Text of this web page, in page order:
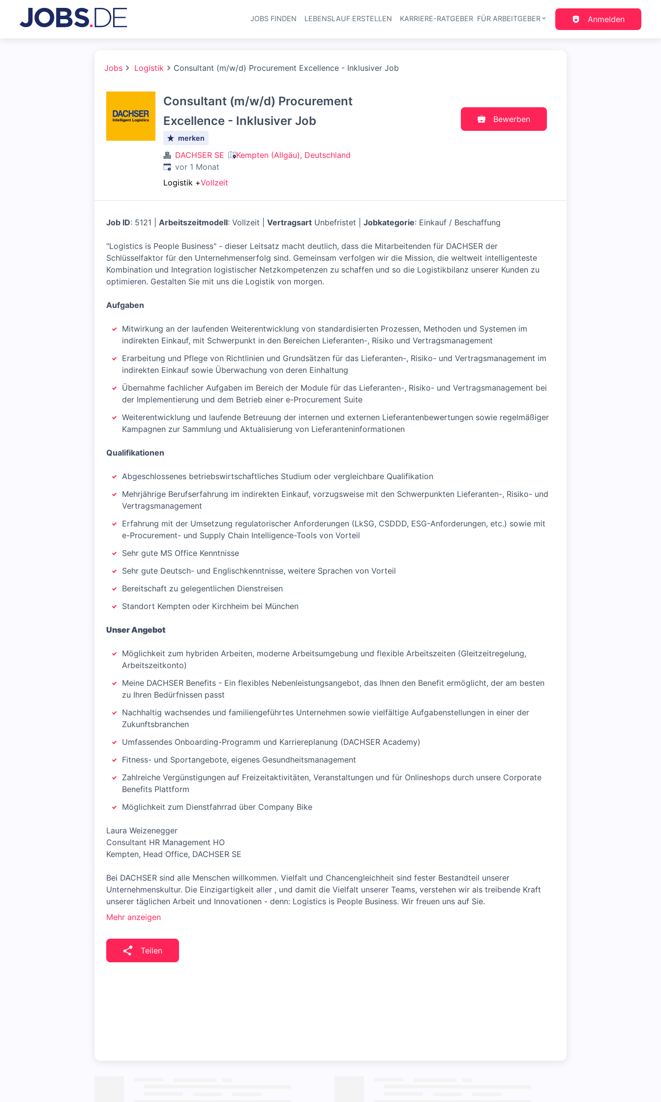
Haupt-Navigation
JOBS FINDEN LEBENSLAUF ERSTELLEN KARRIERE-RATGEBER FÜR ARBEITGEBER Anmelden
Jobs Logistik Consultant (m/w/d) Procurement Excellence - Inklusiver Job
Consultant (m/w/d) Procurement
Excellence - Inklusiver Job
merken
DACHSER SE
Kempten (Allgäu), Deutschland
Veröffentlicht:
vor 1 Monat
Logistik +Vollzeit
Bewerben
Job ID: 5121 | Arbeitszeitmodell: Vollzeit | Vertragsart Unbefristet | Jobkategorie: Einkauf / Beschaffung
"Logistics is People Business" - dieser Leitsatz macht deutlich, dass die Mitarbeitenden für DACHSER der
Schlüsselfaktor für den Unternehmenserfolg sind. Gemeinsam verfolgen wir die Mission, die weltweit intelligenteste
Kombination und Integration logistischer Netzkompetenzen zu schaffen und so die Logistikbilanz unserer Kunden zu
optimieren. Gestalten Sie mit uns die Logistik von morgen.
Aufgaben
Mitwirkung an der laufenden Weiterentwicklung von standardisierten Prozessen, Methoden und Systemen im
indirekten Einkauf, mit Schwerpunkt in den Bereichen Lieferanten-, Risiko und Vertragsmanagement
Erarbeitung und Pflege von Richtlinien und Grundsätzen für das Lieferanten-, Risiko- und Vertragsmanagement im
indirekten Einkauf sowie Überwachung von deren Einhaltung
Übernahme fachlicher Aufgaben im Bereich der Module für das Lieferanten-, Risiko- und Vertragsmanagement bei
der Implementierung und dem Betrieb einer e-Procurement Suite
Weiterentwicklung und laufende Betreuung der internen und externen Lieferantenbewertungen sowie regelmäßiger
Kampagnen zur Sammlung und Aktualisierung von Lieferanteninformationen
Qualifikationen
Abgeschlossenes betriebswirtschaftliches Studium oder vergleichbare Qualifikation
Mehrjährige Berufserfahrung im indirekten Einkauf, vorzugsweise mit den Schwerpunkten Lieferanten-, Risiko- und
Vertragsmanagement
Erfahrung mit der Umsetzung regulatorischer Anforderungen (LkSG, CSDDD, ESG-Anforderungen, etc.) sowie mit
e-Procurement- und Supply Chain Intelligence-Tools von Vorteil
Sehr gute MS Office Kenntnisse
Sehr gute Deutsch- und Englischkenntnisse, weitere Sprachen von Vorteil
Bereitschaft zu gelegentlichen Dienstreisen
Standort Kempten oder Kirchheim bei München
Unser Angebot
Möglichkeit zum hybriden Arbeiten, moderne Arbeitsumgebung und flexible Arbeitszeiten (Gleitzeitregelung,
Arbeitszeitkonto)
Meine DACHSER Benefits - Ein flexibles Nebenleistungsangebot, das Ihnen den Benefit ermöglicht, der am besten
zu Ihren Bedürfnissen passt
Nachhaltig wachsendes und familiengeführtes Unternehmen sowie vielfältige Aufgabenstellungen in einer der
Zukunftsbranchen
Umfassendes Onboarding-Programm und Karriereplanung (DACHSER Academy)
Fitness- und Sportangebote, eigenes Gesundheitsmanagement
Zahlreiche Vergünstigungen auf Freizeitaktivitäten, Veranstaltungen und für Onlineshops durch unsere Corporate
Benefits Plattform
Möglichkeit zum Dienstfahrrad über Company Bike
Laura Weizenegger
Consultant HR Management HO
Kempten, Head Office, DACHSER SE
Bei DACHSER sind alle Menschen willkommen. Vielfalt und Chancengleichheit sind fester Bestandteil unserer
Unternehmenskultur. Die Einzigartigkeit aller , und damit die Vielfalt unserer Teams, verstehen wir als treibende Kraft
unserer täglichen Arbeit und Innovationen - denn: Logistics is People Business. Wir freuen uns auf Sie.
Mehr anzeigen
Teilen